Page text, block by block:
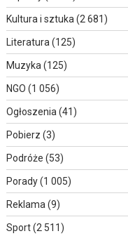
Kultura i sztuka (2 681)
Literatura (125)
Muzyka (125)
NGO (1 056)
Ogłoszenia (41)
Pobierz (3)
Podróże (53)
Porady(1 005)
Reklama (9)
Sport(2 511)